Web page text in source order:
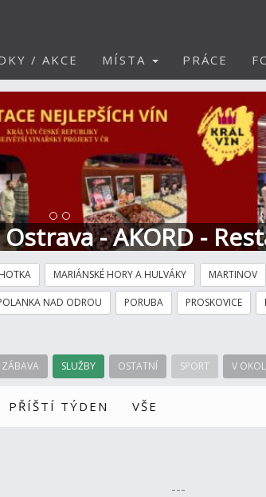
/ AKCE MÍSTA PRÁCE
- AKORD -
MARIÁNSKÉ HORY A HULVÁKY MARTINOV
NAD ODROU PORUBA PROSKOVICE
ZÁBAVA SLUŽBY OSTATNÍ SPORT V
PŘÍŠTÍ TÝDEN VŠE
---